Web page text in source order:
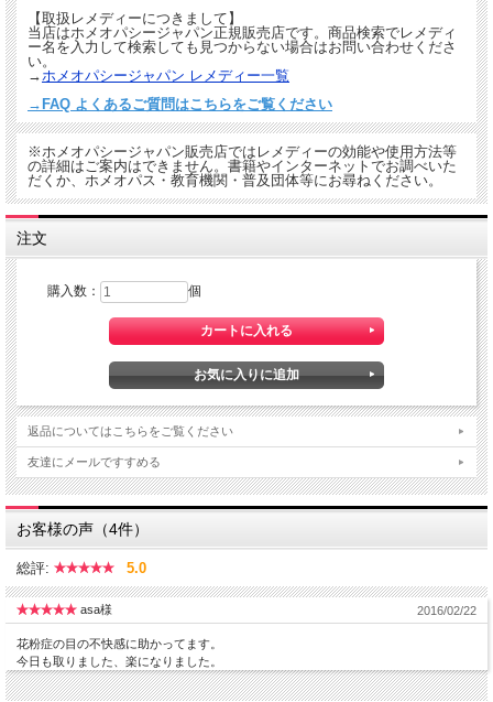
【取扱レメディーにつきまして】
当店はホメオパシージャパン正規販売店です。商品検索でレメディ
ー名を入力して検索しても見つからない場合はお問い合わせくださ
い。
→ホメオパシージャパン レメディー一覧
→FAQ よくあるご質問はこちらをご覧ください
※ホメオパシージャパン販売店ではレメディーの効能や使用方法等
の詳細はご案内はできません。書籍やインターネットでお調べいた
だくか、ホメオパス・教育機関・普及団体等にお尋ねください。
注文
購入数： 個
返品についてはこちらをご覧ください
友達にメールですすめる
お客様の声（4件）
総評: 5.0
asa様 2016/02/22
花粉症の目の不快感に助かってます。
今日も取りました、楽になりました。